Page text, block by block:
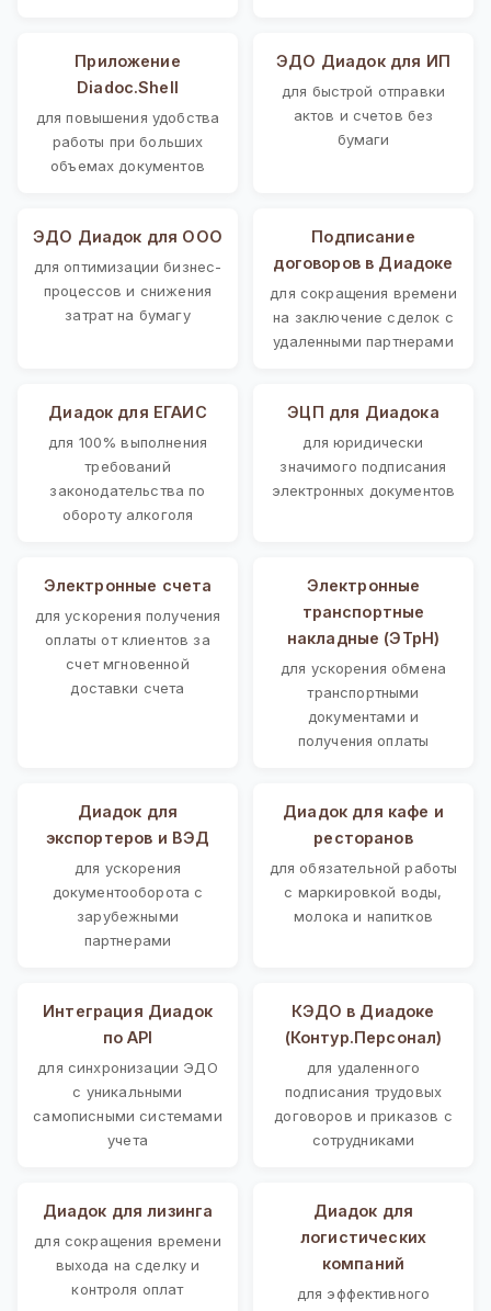
Приложение
Diadoc.Shell
для повышения удобства
работы при больших
объемах документов
ЭДО Диадок для ИП
для быстрой отправки
актов и счетов без
бумаги
ЭДО Диадок для ООО
для оптимизации бизнес-
процессов и снижения
затрат на бумагу
Подписание
договоров в Диадоке
для сокращения времени
на заключение сделок с
удаленными партнерами
Диадок для ЕГАИС
для 100% выполнения
требований
законодательства по
обороту алкоголя
ЭЦП для Диадока
для юридически
значимого подписания
электронных документов
Электронные счета
для ускорения получения
оплаты от клиентов за
счет мгновенной
доставки счета
Электронные
транспортные
накладные (ЭТрН)
для ускорения обмена
транспортными
документами и
получения оплаты
Диадок для
экспортеров и ВЭД
для ускорения
документооборота с
зарубежными
партнерами
Диадок для кафе и
ресторанов
для обязательной работы
с маркировкой воды,
молока и напитков
Интеграция Диадок
по API
для синхронизации ЭДО
с уникальными
самописными системами
учета
КЭДО в Диадоке
(Контур.Персонал)
для удаленного
подписания трудовых
договоров и приказов с
сотрудниками
Диадок для лизинга
для сокращения времени
выхода на сделку и
контроля оплат
Диадок для
логистических
компаний
для эффективного